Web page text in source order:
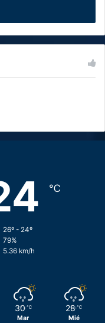
℃
26º - 24º
79%
5.36 km/h
30 ℃
Mar
28 ℃
Mié